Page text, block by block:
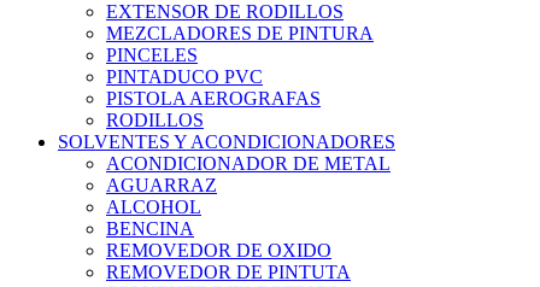
EXTENSOR DE RODILLOS
MEZCLADORES DE PINTURA
PINCELES
PINTADUCO PVC
PISTOLA AEROGRAFAS
RODILLOS
SOLVENTES Y ACONDICIONADORES
ACONDICIONADOR DE METAL
AGUARRAZ
ALCOHOL
BENCINA
REMOVEDOR DE OXIDO
REMOVEDOR DE PINTUTA